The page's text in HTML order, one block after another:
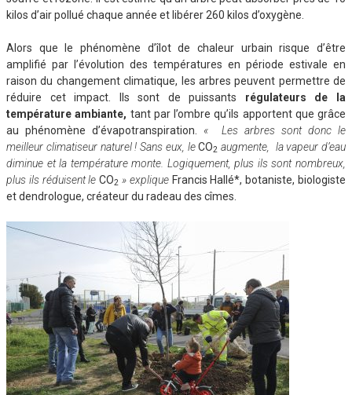
kilos d’air pollué chaque année et libérer 260 kilos d’oxygène.
Alors que le phénomène d’îlot de chaleur urbain risque d’être
amplifié par l’évolution des températures en période estivale en
raison du changement climatique, les arbres peuvent permettre de
réduire cet impact. Ils sont de puissants régulateurs de la
température ambiante, tant par l’ombre qu’ils apportent que grâce
au phénomène d’évapotranspiration. « Les arbres sont donc le
meilleur climatiseur naturel ! Sans eux, leCO2 augmente, la vapeur d’eau
diminue et la température monte. Logiquement, plus ils sont nombreux,
plus ils réduisent leCO2 » explique Francis Hallé*, botaniste, biologiste
et dendrologue, créateur du radeau des cîmes.